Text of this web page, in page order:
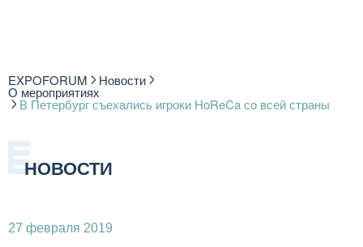
EXPOFORUM Новости
О мероприятиях
В Петербург съехались игроки HoReCa со всей страны
НОВОСТИ
27 февраля 2019